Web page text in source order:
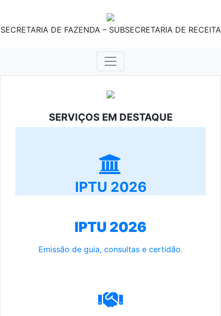
SECRETARIA DE FAZENDA – SUBSECRETARIA DE RECEITA
SERVIÇOS EM DESTAQUE
IPTU 2026
IPTU 2026
Emissão de guia, consultas e certidão.